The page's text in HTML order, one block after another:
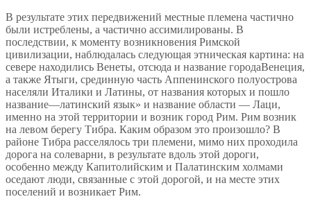
В результате этих передвижений местные племена частично
были истреблены, а частично ассимилированы. В
последствии, к моменту возникновения Римской
цивилизации, наблюдалась следующая этническая картина: на
севере находились Венеты, отсюда и название городаВенеция,
а также Ятыги, срединную часть Аппенинского полуострова
населяли Италики и Латины, от названия которых и пошло
название—латинский язык» и название области — Лаци,
именно на этой территории и возник город Рим. Рим возник
на левом берегу Тибра. Каким образом это произошло? В
районе Тибра расселялось три племени, мимо них проходила
дорога на солеварни, в результате вдоль этой дороги,
особенно между Капитолийским и Палатинским холмами
оседают люди, связанные с этой дорогой, и на месте этих
поселений и возникает Рим.